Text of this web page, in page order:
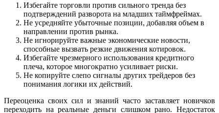
Избегайте торговли против сильного тренда без
подтверждений разворота на младших таймфреймах.
Не усредняйте убыточные позиции, добавляя объем в
направлении против рынка.
Не игнорируйте важные экономические новости,
способные вызвать резкие движения котировок.
Избегайте чрезмерного использования кредитного
плеча, которое многократно усиливает риски.
Не копируйте слепо сигналы других трейдеров без
понимания логики их действий.
Переоценка своих сил и знаний часто заставляет новичков
переходить на реальные деньги слишком рано. Недостаток